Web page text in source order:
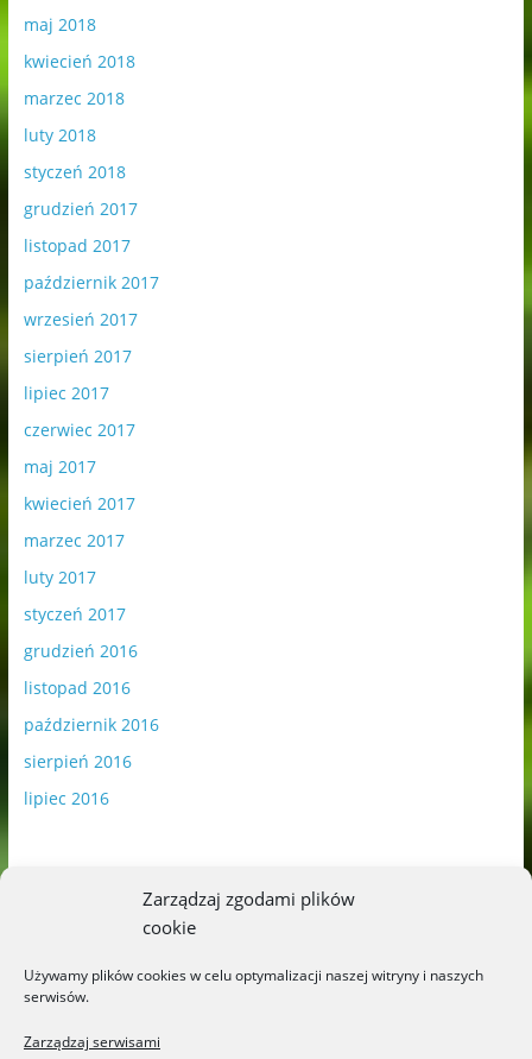
Zarządzaj zgodami plików
cookie
Używamy plików cookies w celu optymalizacji naszej witryny i naszych
serwisów.
Zarządzaj serwisami
maj 2018
kwiecień 2018
marzec 2018
luty 2018
styczeń 2018
grudzień 2017
listopad 2017
październik 2017
wrzesień 2017
sierpień 2017
lipiec 2017
czerwiec 2017
maj 2017
kwiecień 2017
marzec 2017
luty 2017
styczeń 2017
grudzień 2016
listopad 2016
październik 2016
sierpień 2016
lipiec 2016